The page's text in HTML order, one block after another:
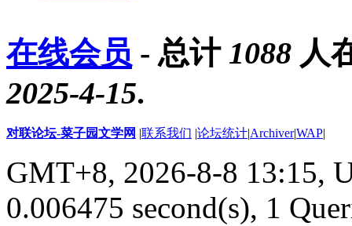
在线会员 - 总计 1088 人
2025-4-15.
对联论坛-菜子园文学网 |联系我们 |论坛统计|Archiver|WAP|
GMT+8, 2026-8-8 13:15,
0.006475 second(s), 1